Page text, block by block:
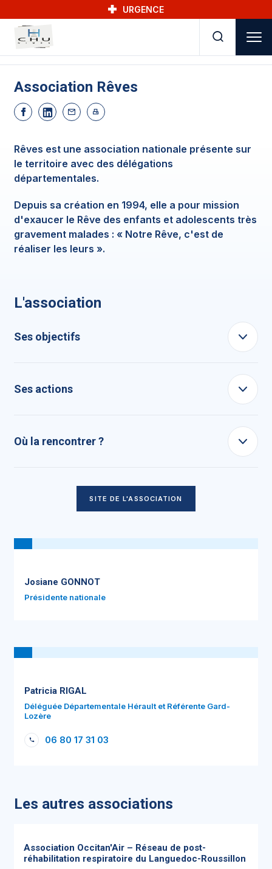
URGENCE
Association Rêves
Rêves est une association nationale présente sur
le territoire avec des délégations
départementales.
Depuis sa création en 1994, elle a pour mission
d'exaucer le Rêve des enfants et adolescents très
gravement malades : « Notre Rêve, c'est de
réaliser les leurs ».
L'association
Ses objectifs
Ses actions
Où la rencontrer ?
SITE DE L'ASSOCIATION
Josiane GONNOT
Présidente nationale
Patricia RIGAL
Déléguée Départementale Hérault et Référente Gard-
Lozère
06 80 17 31 03
Les autres associations
Association Occitan'Air – Réseau de post-
réhabilitation respiratoire du Languedoc-Roussillon